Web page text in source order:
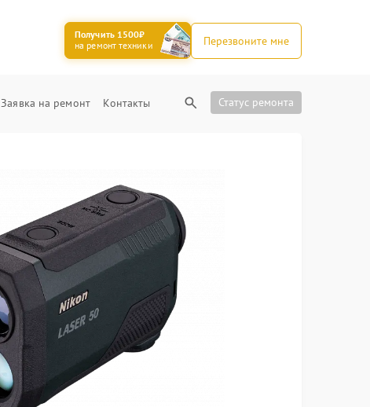
Получить 1500₽
на ремонт техники
Перезвоните мне
Заявка на ремонт Контакты Статус ремонта